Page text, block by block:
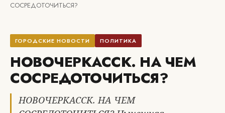
СОСРЕДОТОЧИТЬСЯ?
ГОРОДСКИЕ НОВОСТИ ПОЛИТИКА
НОВОЧЕРКАССК. НА ЧЕМ
СОСРЕДОТОЧИТЬСЯ?
НОВОЧЕРКАССК. НА ЧЕМ